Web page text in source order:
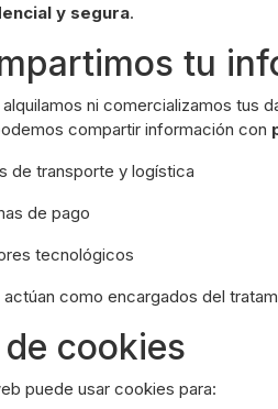
y segura.
tu
ni comercializamos tus
compartir información con
de transporte y logística
de pago
tecnológicos
como encargados del
cookies
puede usar cookies para: